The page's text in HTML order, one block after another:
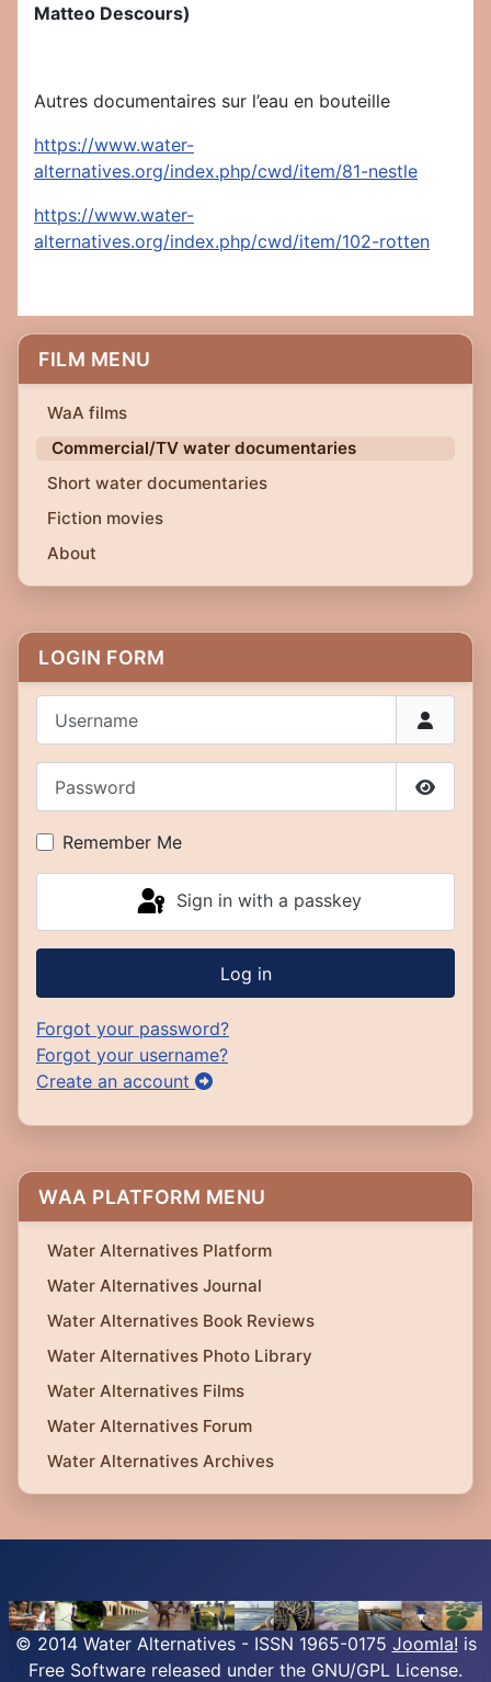
FILM MENU
WaA films
Commercial/TV water documentaries
Short water documentaries
Fiction movies
About
LOGIN FORM
Show
Remember Me
Sign in with a passkey
Log in
Forgot your password?
Forgot your username?
Create an account
WAA PLATFORM MENU
Water Alternatives Platform
Water Alternatives Journal
Water Alternatives Book Reviews
Water Alternatives Photo Library
Water Alternatives Films
Water Alternatives Forum
Water Alternatives Archives
Matteo Descours)
Autres documentaires sur l’eau en bouteille
https://www.water-
alternatives.org/index.php/cwd/item/81-nestle
https://www.water-
alternatives.org/index.php/cwd/item/102-rotten
© 2014 Water Alternatives - ISSN 1965-0175 Joomla! is
Free Software released under the GNU/GPL License.